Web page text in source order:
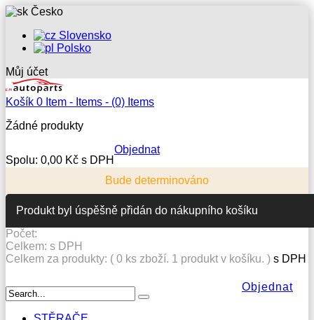
Česko
Slovensko
Polsko
Můj účet
Košík 0 Item - Items - (0) Items
Žádné produkty
Spolu: 0,00 Kč s DPH
Objednat
Bude determinováno
Produkt byl úspěšně přidán do nákupního košíku
Počet:
Celkem: s DPH
Celkem za produkty: ( 0 ks zboží. 1 produkt v košíku. ) s DPH
Objednat